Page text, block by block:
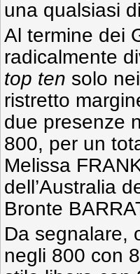
una qualsiasi
Al termine dei
radicalmente
top ten solo
ristretto
due presenze
800, per un
Melissa
dell’Australia
Bronte
Da segnalare,
negli 800 con